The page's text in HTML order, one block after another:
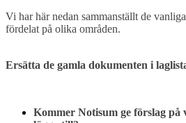
Vi har här nedan sammanställt de
fördelat på olika områden.
Ersätta de gamla dokumenten i
Kommer Notisum ge förslag på